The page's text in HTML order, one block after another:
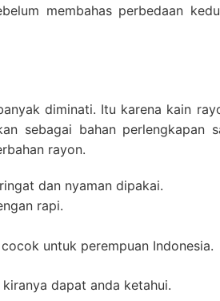
membahas perbedaan
diminati. Itu karena kain
sebagai bahan perlengkapan
rayon.
dan nyaman dipakai.
rapi.
untuk perempuan Indonesia.
dapat anda ketahui.